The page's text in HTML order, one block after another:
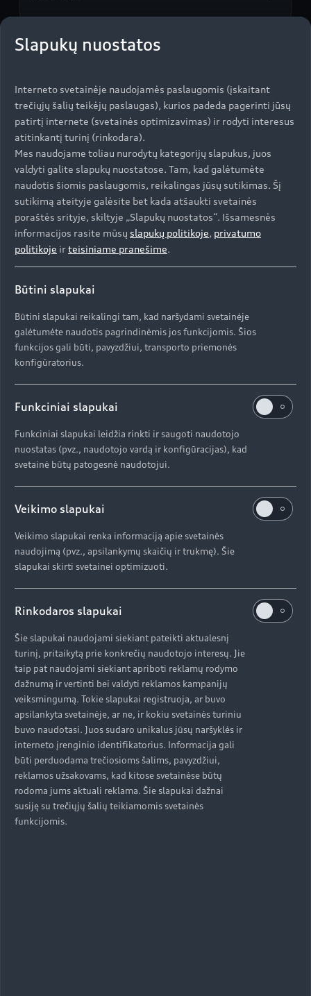
Sportinė prigimtis išreikšta
skaičiais
Galia
251kW*
(341 AG)
Sukimo momentas
700Nm*
4.7s*
nuo 0 iki 100 km/h
Spalvos ir ratlankiai
Derinkite įvairias dažų apdailas ir ratlankius, kad
sukurtumėte „Audi S4 Sedan“ pagal savo idėjas.
Slapukų nuostatos
Interneto svetainėje naudojamės paslaugomis (įskaitant
trečiųjų šalių teikėjų paslaugas), kurios padeda pagerinti jūsų
patirtį internete (svetainės optimizavimas) ir rodyti interesus
atitinkantį turinį (rinkodara).
Mes naudojame toliau nurodytų kategorijų slapukus, juos
valdyti galite slapukų nuostatose. Tam, kad galėtumėte
naudotis šiomis paslaugomis, reikalingas jūsų sutikimas. Šį
sutikimą ateityje galėsite bet kada atšaukti svetainės
poraštės srityje, skiltyje „Slapukų nuostatos“. Išsamesnės
informacijos rasite mūsų slapukų politikoje, privatumo
politikoje irteisiniame pranešime.
Būtini slapukai
Būtini slapukai reikalingi tam, kad naršydami svetainėje
galėtumėte naudotis pagrindinėmis jos funkcijomis. Šios
funkcijos gali būti, pavyzdžiui, transporto priemonės
konfigūratorius.
Funkciniai slapukai
Funkciniai slapukai leidžia rinkti ir saugoti naudotojo
nuostatas (pvz., naudotojo vardą ir konfigūracijas), kad
svetainė būtų patogesnė naudotojui.
Veikimo slapukai
Veikimo slapukai renka informaciją apie svetainės
naudojimą (pvz., apsilankymų skaičių ir trukmę). Šie
slapukai skirti svetainei optimizuoti.
Rinkodaros slapukai
Šie slapukai naudojami siekiant pateikti aktualesnį
turinį, pritaikytą prie konkrečių naudotojo interesų. Jie
taip pat naudojami siekiant apriboti reklamų rodymo
dažnumą ir vertinti bei valdyti reklamos kampanijų
veiksmingumą. Tokie slapukai registruoja, ar buvo
apsilankyta svetainėje, ar ne, ir kokiu svetainės turiniu
buvo naudotasi. Juos sudaro unikalus jūsų naršyklės ir
interneto įrenginio identifikatorius. Informacija gali
būti perduodama trečiosioms šalims, pavyzdžiui,
reklamos užsakovams, kad kitose svetainėse būtų
rodoma jums aktuali reklama. Šie slapukai dažnai
susiję su trečiųjų šalių teikiamomis svetainės
funkcijomis.